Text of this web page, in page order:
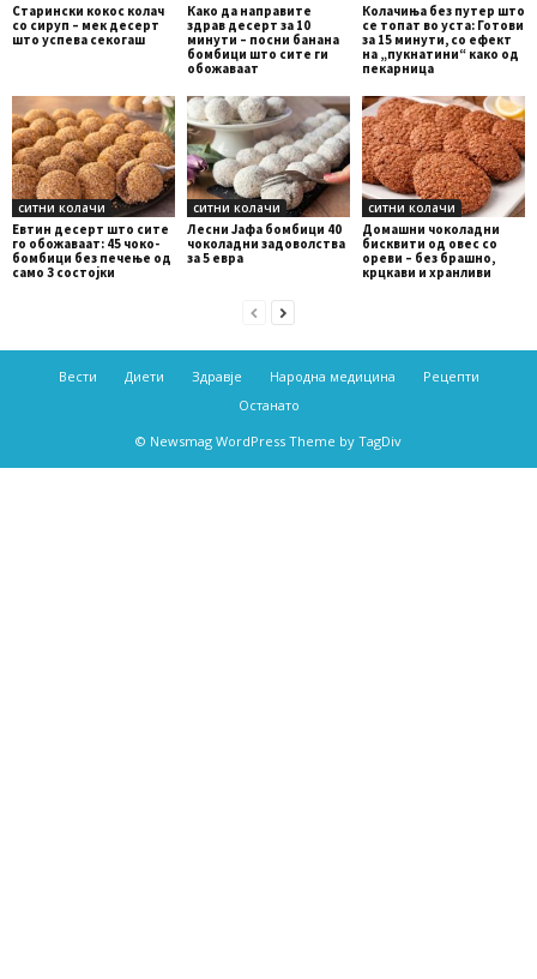
Старински кокос колач
со сируп – мек десерт
што успева секогаш
Како да направите
здрав десерт за 10
минути – посни банана
бомбици што сите ги
обожаваат
Колачиња без путер што
се топат во уста: Готови
за 15 минути, со ефект
на „пукнатини“ како од
пекарница
ситни колачи
Евтин десерт што сите
го обожаваат: 45 чоко-
бомбици без печење од
само 3 состојки
ситни колачи
Лесни Јафа бомбици 40
чоколадни задоволства
за 5 евра
ситни колачи
Домашни чоколадни
бисквити од овес со
ореви – без брашно,
крцкави и хранливи
Вести Диети Здравје Народна медицина
Рецепти
Останато
© Newsmag WordPress Theme by TagDiv